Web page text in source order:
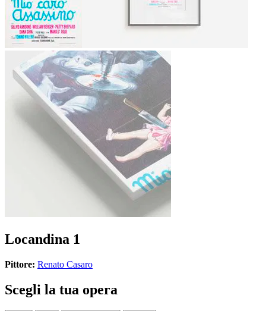
Locandina 1
Pittore: Renato Casaro
Scegli la tua opera